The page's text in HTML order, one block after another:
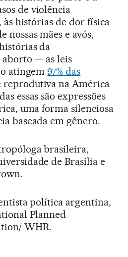
de violência
às histórias de dor física
nossas mães e avós,
da
— as leis
atingem97% das
na América
essas são expressões
uma forma silenciosa
baseada em gênero.
brasileira,
de Brasília e
política argentina,
Planned
WHR.